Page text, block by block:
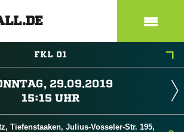
FKL 01

 
Tiefenstaaken, Julius-Vosseler-Str. 195,